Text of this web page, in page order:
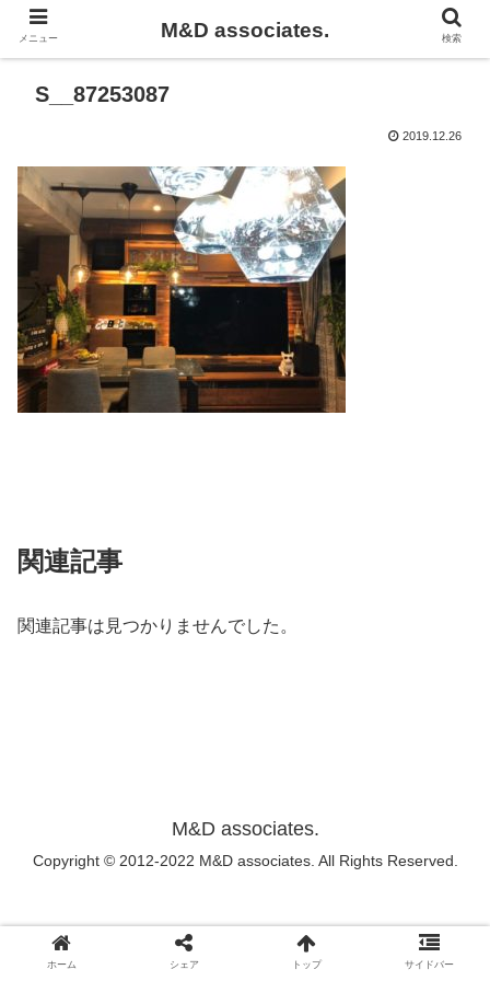
S__87253087
2019.12.26
関連記事
関連記事は見つかりませんでした。
M&D associates.
Copyright © 2012-2022 M&D associates. All Rights Reserved.
メニュー M&D associates. 検索
ホーム シェア トップ サイドバー